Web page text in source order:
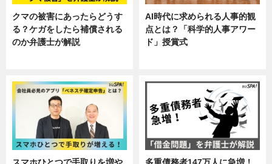
クマの被害にあったらどうす
る？ケガをしたら補償される
のか弁護士が解説
AI時代に求められる人事的観
点とは？「科学的人事アワー
ド」授賞式